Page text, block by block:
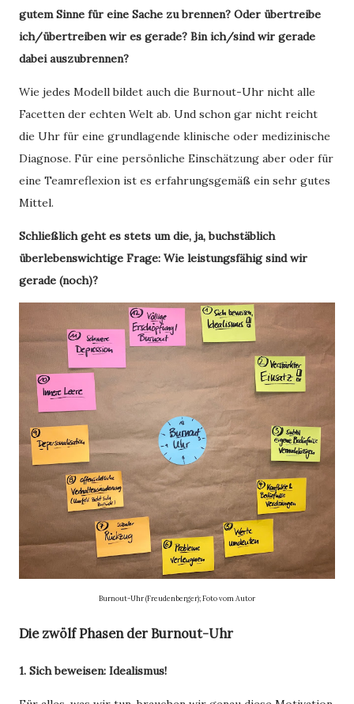
gutem Sinne für eine Sache zu brennen? Oder übertreibe
ich/übertreiben wir es gerade? Bin ich/sind wir gerade
dabei auszubrennen?
Wie jedes Modell bildet auch die Burnout-Uhr nicht alle
Facetten der echten Welt ab. Und schon gar nicht reicht
die Uhr für eine grundlagende klinische oder medizinische
Diagnose. Für eine persönliche Einschätzung aber oder für
eine Teamreflexion ist es erfahrungsgemäß ein sehr gutes
Mittel.
Schließlich geht es stets um die, ja, buchstäblich
überlebenswichtige Frage: Wie leistungsfähig sind wir
gerade (noch)?
Burnout-Uhr (Freudenberger); Foto vom Autor
Die zwölf Phasen der Burnout-Uhr
1. Sich beweisen: Idealismus!